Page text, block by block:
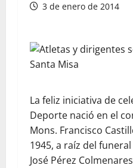
3 de enero de 2014
La feliz iniciativa de
Deporte nació en el
Mons. Francisco
1945, a raíz del
José Pérez